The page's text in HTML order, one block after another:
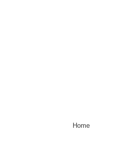
Home